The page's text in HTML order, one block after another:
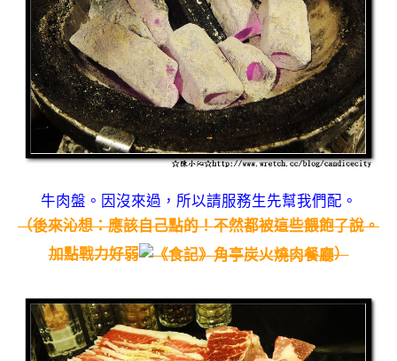
牛肉盤。因沒來過，所以請服務生先幫我們配。
（後來沁想：應該自己點的！不然都被這些餵飽了說。
加點戰力好弱
）